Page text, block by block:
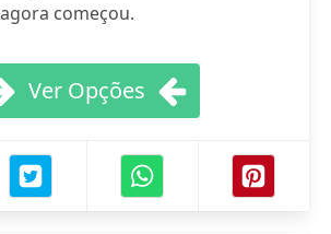
começou.
Ver Opções